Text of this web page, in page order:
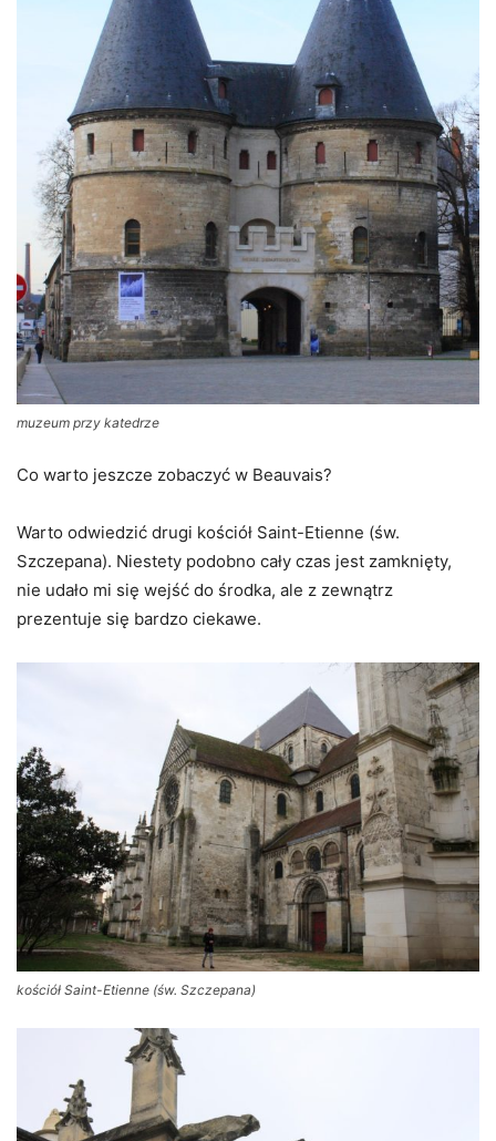
muzeum przy katedrze
Co warto jeszcze zobaczyć w Beauvais?
Warto odwiedzić drugi kościół Saint-Etienne (św.
Szczepana). Niestety podobno cały czas jest zamknięty,
nie udało mi się wejść do środka, ale z zewnątrz
prezentuje się bardzo ciekawe.
kościół Saint-Etienne (św. Szczepana)